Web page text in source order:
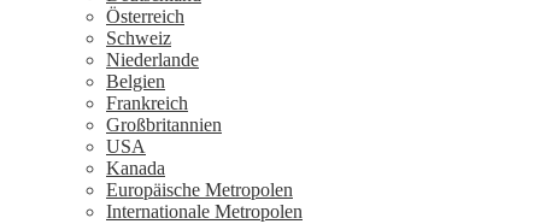
Österreich
Schweiz
Niederlande
Belgien
Frankreich
Großbritannien
USA
Kanada
Europäische Metropolen
Internationale Metropolen